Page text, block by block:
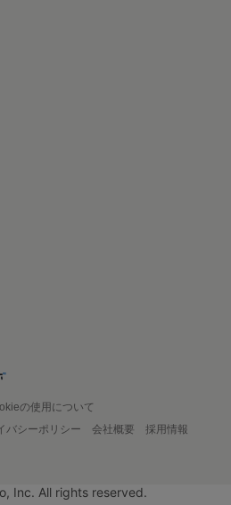
の使用について
バシーポリシー 会社概要
採用情報
Inc. All rights reserved.